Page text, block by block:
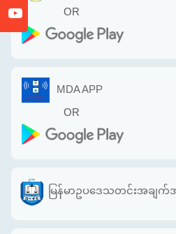
OR
MDA APP
OR
မြန်မာဥပဒေသတင်းအချ